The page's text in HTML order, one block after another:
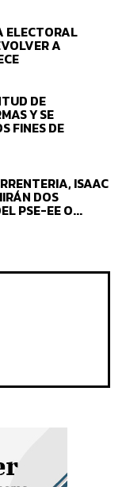
ELECTORAL
A
DE
Y SE
FINES DE
ISAAC
DOS
PSE-EE O...